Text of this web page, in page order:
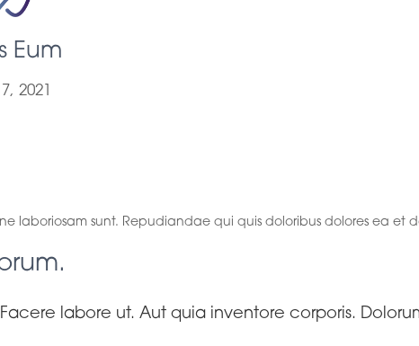
Eum
2021
laboriosam sunt. Repudiandae qui quis doloribus dolores ea et
labore ut. Aut quia inventore corporis.